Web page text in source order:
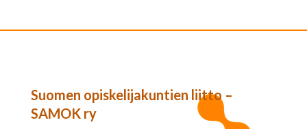
Suomen opiskelijakuntien liitto –
SAMOK ry